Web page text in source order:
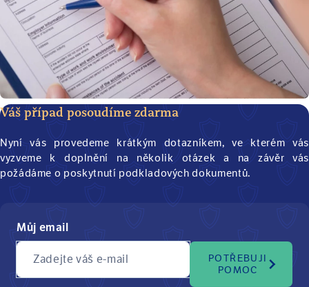
Váš případ posoudíme zdarma
Nyní vás provedeme krátkým dotazníkem, ve kterém vás
vyzveme k doplnění na několik otázek a na závěr vás
požádáme o poskytnutí podkladových dokumentů.
Můj email
Zadejte váš e-mail
POTŘEBUJI
POMOC